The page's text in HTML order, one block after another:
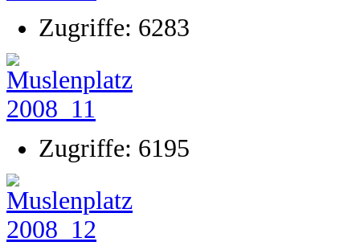
Zugriffe: 6283
Zugriffe: 6195